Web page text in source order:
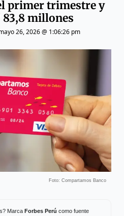
primer trimestre y
millones
26, 2026 @ 1:06:26 pm
Foto: Compartamos Banco
Marca Forbes Perú como fuente